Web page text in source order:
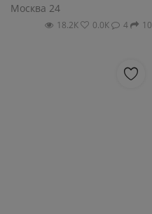
Москва 24
18.2К 0.0К 4 10